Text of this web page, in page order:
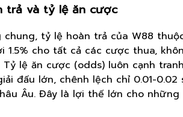
trả và tỷ lệ ăn cược
chung, tỷ lệ hoàn trả của W88
1.5% cho tất cả các cược thua,
lệ ăn cược (odds) luôn cạnh
đấu lớn, chênh lệch chỉ 0.01-0.02
Âu. Đây là lợi thế lớn cho những